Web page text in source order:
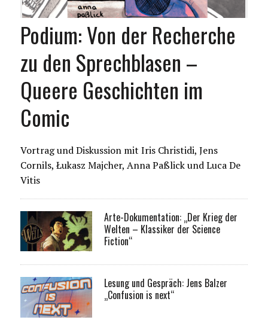
Podium: Von der Recherche
zu den Sprechblasen –
Queere Geschichten im
Comic
Vortrag und Diskussion mit Iris Christidi, Jens
Cornils, Łukasz Majcher, Anna Paßlick und Luca De
Vitis
Arte-Dokumentation: „Der Krieg der
Welten – Klassiker der Science
Fiction“
Lesung und Gespräch: Jens Balzer
„Confusion is next“